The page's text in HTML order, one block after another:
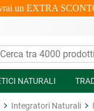
un EXTRA
NATURALI
Integratori Naturali